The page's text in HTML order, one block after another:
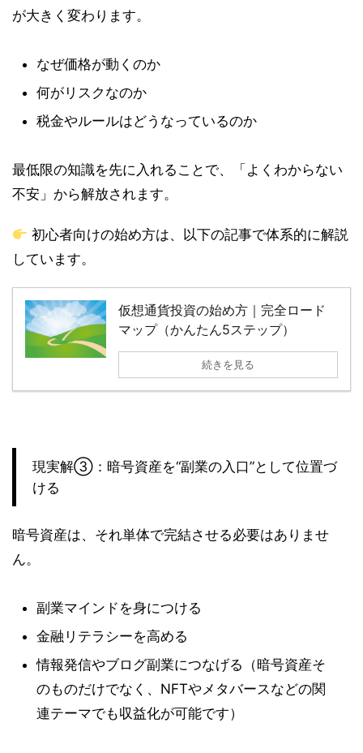
が大きく変わります。
なぜ価格が動くのか
何がリスクなのか
税金やルールはどうなっているのか
最低限の知識を先に入れることで、「よくわからない
不安」から解放されます。
初心者向けの始め方は、以下の記事で体系的に解説
しています。
仮想通貨投資の始め方｜完全ロード
マップ（かんたん5ステップ）
続きを見る
現実解③：暗号資産を“副業の入口”として位置づ
ける
暗号資産は、それ単体で完結させる必要はありませ
ん。
副業マインドを身につける
金融リテラシーを高める
情報発信やブログ副業につなげる（暗号資産そ
のものだけでなく、NFTやメタバースなどの関
連テーマでも収益化が可能です）